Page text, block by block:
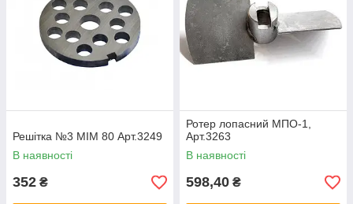
Решітка №3 МІМ 80 Арт.3249
В наявності
352 ₴
Ротер лопасний МПО-1,
Арт.3263
В наявності
598,40 ₴